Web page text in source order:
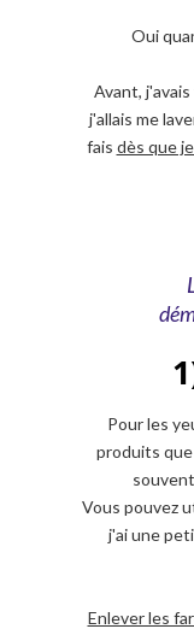
Oui
Avant,
j'allais me
fais dès que
Pour les
produits
Vous pouvez
j'ai une
Enlever les